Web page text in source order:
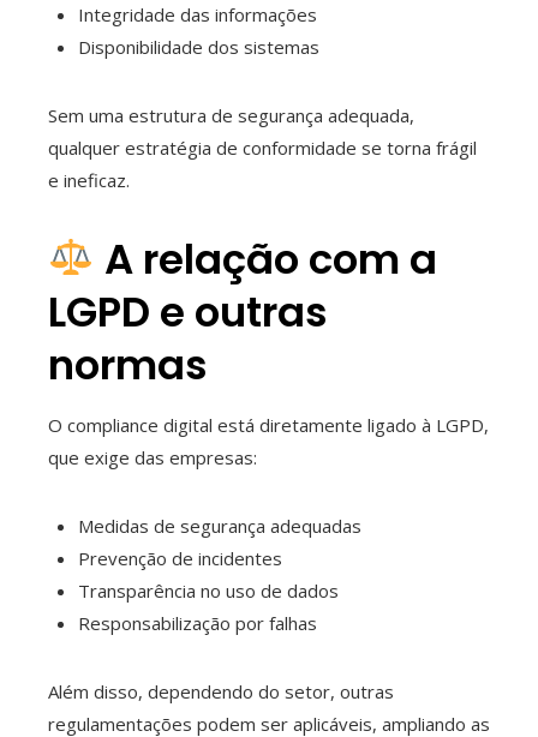
Integridade das informações
Disponibilidade dos sistemas
Sem uma estrutura de segurança adequada,
qualquer estratégia de conformidade se torna frágil
e ineficaz.
A relação com a
LGPD e outras
normas
O compliance digital está diretamente ligado à LGPD,
que exige das empresas:
Medidas de segurança adequadas
Prevenção de incidentes
Transparência no uso de dados
Responsabilização por falhas
Além disso, dependendo do setor, outras
regulamentações podem ser aplicáveis, ampliando as